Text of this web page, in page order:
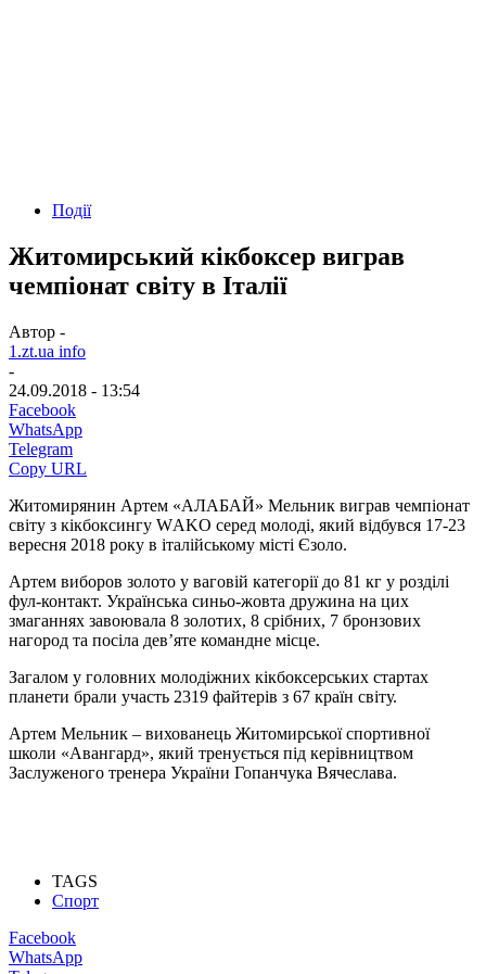
Події
Житомирський кікбоксер виграв
чемпіонат світу в Італії
Автор -
1.zt.ua info
-
24.09.2018 - 13:54
Facebook
WhatsApp
Telegram
Copy URL
Житомирянин Артем «АЛАБАЙ» Мельник виграв чемпіонат
світу з кікбоксингу WАKО серед молоді, який відбувся 17-23
вересня 2018 року в італійському місті Єзоло.
Артем виборов золото у ваговій категорії до 81 кг у розділі
фул-контакт. Українська синьо-жовта дружина на цих
змаганнях завоювала 8 золотих, 8 срібних, 7 бронзових
нагород та посіла дев’яте командне місце.
Загалом у головних молодіжних кікбоксерських стартах
планети брали участь 2319 файтерів з 67 країн світу.
Артем Мельник – вихованець Житомирської спортивної
школи «Авангард», який тренується під керівництвом
Заслуженого тренера України Гопанчука Вячеслава.
TAGS
Спорт
Facebook
WhatsApp